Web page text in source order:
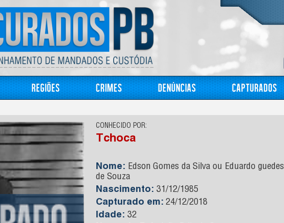
Regiões Crimes Denúncias Capturados
CONHECIDO POR:
Tchoca
Nome: Edson Gomes da Silva ou Eduardo guedes
de Souza
Nascimento: 31/12/1985
Capturado em: 24/12/2018
Idade: 32